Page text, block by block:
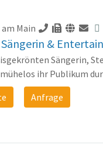
Main
&
Sängerin,
ihr Publikum
Anfrage